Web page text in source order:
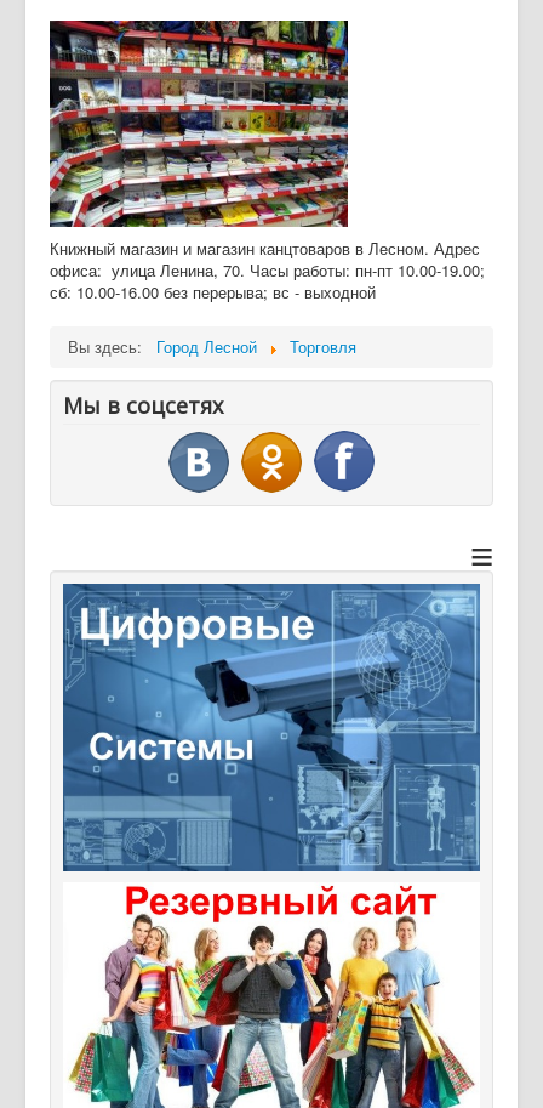
Дайджест СМИ
Объявления
Книжный магазин и магазин канцтоваров в Лесном. Адрес
офиса: улица Ленина, 70. Часы работы: пн-пт 10.00-19.00;
сб: 10.00-16.00 без перерыва; вс - выходной
Вы здесь: Город Лесной Торговля
Мы в соцсетях
≡